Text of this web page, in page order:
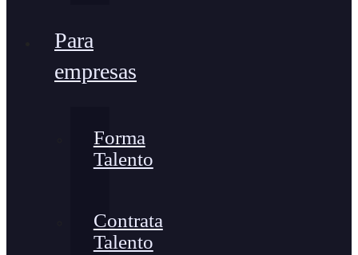
Para
empresas
Forma
Talento
Contrata
Talento